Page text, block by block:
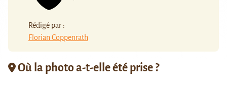
Rédigé par :
Florian Coppenrath
Où la photo a-t-elle été prise ?